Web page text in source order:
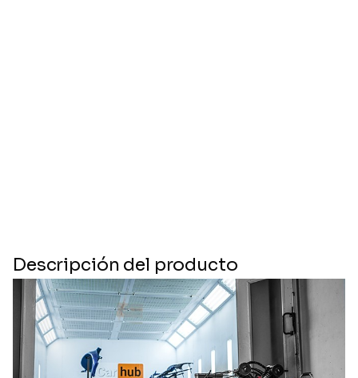
Descripción del producto